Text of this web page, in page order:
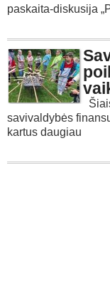
paskaita-diskusija
savivaldybės
kartus daugiau